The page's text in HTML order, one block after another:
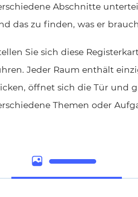
Abschnitte
das zu finden, was er
Sie sich diese
Jeder Raum enthält
öffnet sich die Tür und
Themen oder